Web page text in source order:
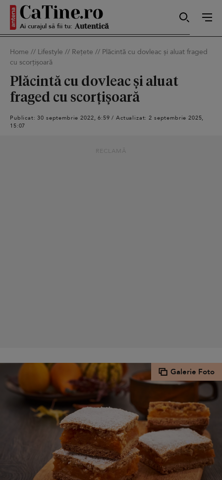
Ai curajul să fii tu: Sexy
Smart
Home // Lifestyle // Rețete // Plăcintă cu dovleac și aluat fraged
cu scorțișoară
Plăcintă cu dovleac și aluat
fraged cu scorțișoară
Publicat: 30 septembrie 2022, 6:59 / Actualizat: 2 septembrie 2025,
15:07
RECLAMĂ
Galerie Foto